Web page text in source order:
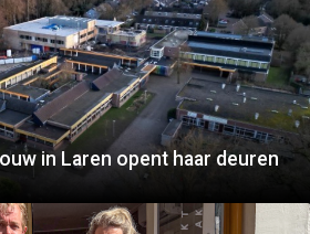
in Laren opent haar deuren